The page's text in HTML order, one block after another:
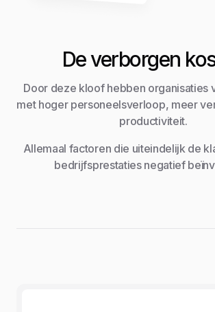
De verborgen
Door deze kloof hebben organisaties
met hoger personeelsverloop, meer
productiviteit.
Allemaal factoren die uiteindelijk de
bedrijfsprestaties negatief